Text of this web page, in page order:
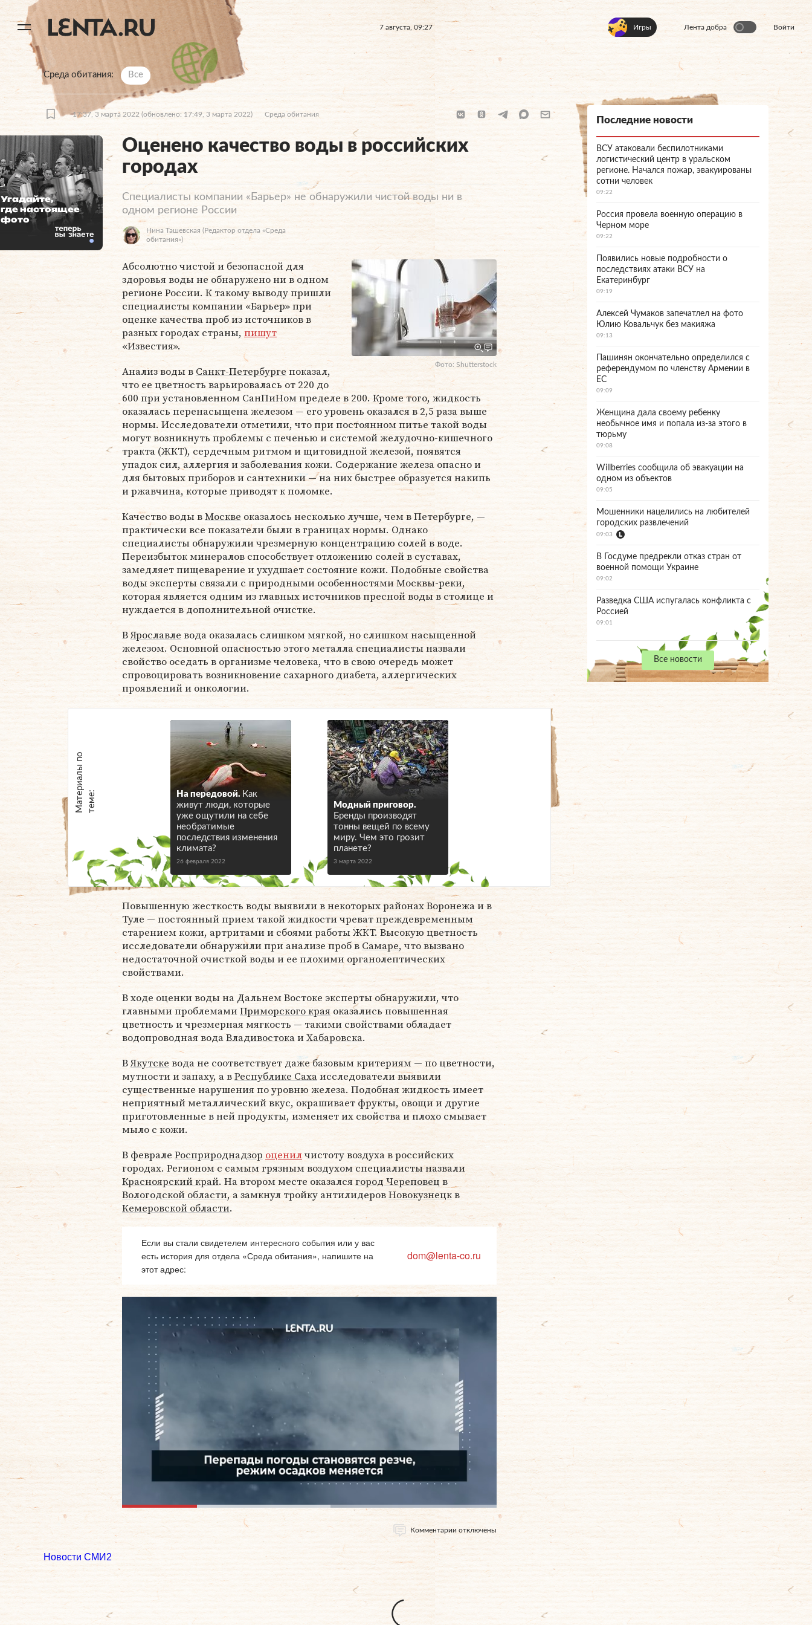
7 августа, 09:27 Игры Лента добра Войти
Среда обитания Все
17:37, 3 марта 2022 (обновлено: 17:49, 3 марта 2022) Среда обитания
Оценено качество воды в российских
городах
Специалисты компании «Барьер» не обнаружили чистой воды ни в
одном регионе России
Нина Ташевская (Редактор отдела «Среда
обитания»)
Фото: Shutterstock
Абсолютно чистой и безопасной для
здоровья воды не обнаружено ни в одном
регионе России. К такому выводу пришли
специалисты компании «Барьер» при
оценке качества проб из источников в
разных городах страны,пишут
«Известия».
Анализ воды в Санкт-Петербурге показал,
что ее цветность варьировалась от 220 до
600 при установленном СанПиНом пределе в 200. Кроме того, жидкость
оказалась перенасыщена железом — его уровень оказался в 2,5 раза выше
нормы. Исследователи отметили, что при постоянном питье такой воды
могут возникнуть проблемы с печенью и системой желудочно-кишечного
тракта (ЖКТ), сердечным ритмом и щитовидной железой, появятся
упадок сил, аллергия и заболевания кожи. Содержание железа опасно и
для бытовых приборов и сантехники — на них быстрее образуется накипь
и ржавчина, которые приводят к поломке.
Качество воды вМоскве оказалось несколько лучше, чем в Петербурге, —
практически все показатели были в границах нормы. Однако
специалисты обнаружили чрезмерную концентрацию солей в воде.
Переизбыток минералов способствует отложению солей в суставах,
замедляет пищеварение и ухудшает состояние кожи. Подобные свойства
воды эксперты связали с природными особенностями Москвы-реки,
которая является одним из главных источников пресной воды в столице и
нуждается в дополнительной очистке.
ВЯрославле вода оказалась слишком мягкой, но слишком насыщенной
железом. Основной опасностью этого металла специалисты назвали
свойство оседать в организме человека, что в свою очередь может
спровоцировать возникновение сахарного диабета, аллергических
проявлений и онкологии.
М
а
т е
р
и
а
л
ы
п
о
т
е
м
е : На передовой. Как
живут люди, которые
уже ощутили на себе
необратимые
последствия изменения
климата?
26 февраля 2022
Модный приговор.
Бренды производят
тонны вещей по всему
миру. Чем это грозит
планете?
3 марта 2022
Повышенную жесткость воды выявили в некоторых районах Воронежа и в
Туле — постоянный прием такой жидкости чреват преждевременным
старением кожи, артритами и сбоями работы ЖКТ. Высокую цветность
исследователи обнаружили при анализе проб в Самаре, что вызвано
недостаточной очисткой воды и ее плохими органолептических
свойствами.
В ходе оценки воды на Дальнем Востоке эксперты обнаружили, что
главными проблемамиПриморского края оказались повышенная
цветность и чрезмерная мягкость — такими свойствами обладает
водопроводная водаВладивостокаиХабаровска.
ВЯкутске вода не соответствует даже базовым критериям — по цветности,
мутности и запаху, а вРеспублике Сахаисследователи выявили
существенные нарушения по уровню железа. Подобная жидкость имеет
неприятный металлический вкус, окрашивает фрукты, овощи и другие
приготовленные в ней продукты, изменяет их свойства и плохо смывает
мыло с кожи.
В феврале Росприроднадзор оценилчистоту воздуха в российских
городах. Регионом с самым грязным воздухом специалисты назвали
Красноярский край. На втором месте оказалсягород Череповец в
Вологодской области, а замкнул тройку антилидеровНовокузнецкв
Кемеровской области.
Если вы стали свидетелем интересного события или у вас
есть история для отдела «Среда обитания», напишите на
этот адрес:
dom@lenta-co.ru
Комментарии отключены
Угадайте,
где настоящее
фото
Последние новости
ВСУ атаковали беспилотниками
логистический центр в уральском
регионе. Начался пожар, эвакуированы
сотни человек
09:22
Россия провела военную операцию в
Черном море
09:22
Появились новые подробности о
последствиях атаки ВСУ на
Екатеринбург
09:19
Алексей Чумаков запечатлел на фото
Юлию Ковальчук без макияжа
09:13
Пашинян окончательно определился с
референдумом по членству Армении в
ЕС
09:09
Женщина дала своему ребенку
необычное имя и попала из-за этого в
тюрьму
09:08
Willberries сообщила об эвакуации на
одном из объектов
09:05
Мошенники нацелились на любителей
городских развлечений
09:03
В Госдуме предрекли отказ стран от
военной помощи Украине
09:02
Разведка США испугалась конфликта с
Россией
09:01
Все новости
Новости СМИ2